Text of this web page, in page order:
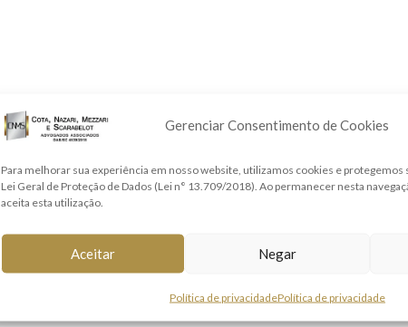
Gerenciar Consentimento de Cookies
Para melhorar sua experiência em nosso website, utilizamos cookies e protegemos
Lei Geral de Proteção de Dados (Lei n° 13.709/2018). Ao permanecer nesta
aceita esta utilização.
Aceitar Negar
Política de privacidadePolítica de privacidade